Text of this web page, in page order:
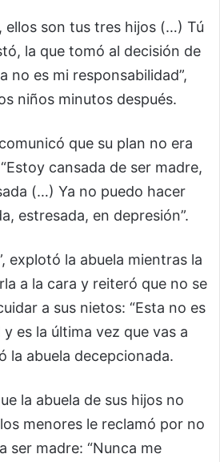
ellos son tus tres hijos (…) Tú
la que tomó al decisión de
no es mi responsabilidad”,
niños minutos después.
que su plan no era
cansada de ser madre,
(…) Ya no puedo hacer
estresada, en depresión”.
explotó la abuela mientras la
a la cara y reiteró que no se
a sus nietos: “Esta no es
es la última vez que vas a
la abuela decepcionada.
la abuela de sus hijos no
menores le reclamó por no
ser madre: “Nunca me